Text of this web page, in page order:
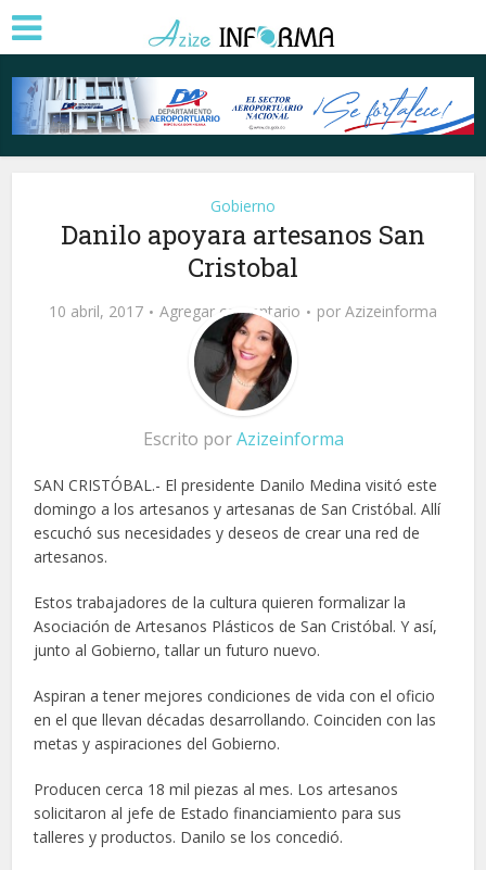
Gobierno
Danilo apoyara artesanos San
Cristobal
10 abril, 2017 Agregar comentario por Azizeinforma
Escrito porAzizeinforma
SAN CRISTÓBAL.- El presidente Danilo Medina visitó este
domingo a los artesanos y artesanas de San Cristóbal. Allí
escuchó sus necesidades y deseos de crear una red de
artesanos.
Estos trabajadores de la cultura quieren formalizar la
Asociación de Artesanos Plásticos de San Cristóbal. Y así,
junto al Gobierno, tallar un futuro nuevo.
Aspiran a tener mejores condiciones de vida con el oficio
en el que llevan décadas desarrollando. Coinciden con las
metas y aspiraciones del Gobierno.
Producen cerca 18 mil piezas al mes. Los artesanos
solicitaron al jefe de Estado financiamiento para sus
talleres y productos. Danilo se los concedió.